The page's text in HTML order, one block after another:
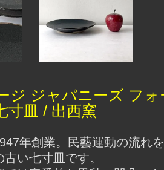
ジ ジャパニーズ フォ
寸皿 / 出西窯
年創業。民藝運動の流れ
い七寸皿です。